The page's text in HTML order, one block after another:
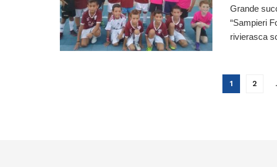
Grande
“Sampieri
rivierasca
1 2